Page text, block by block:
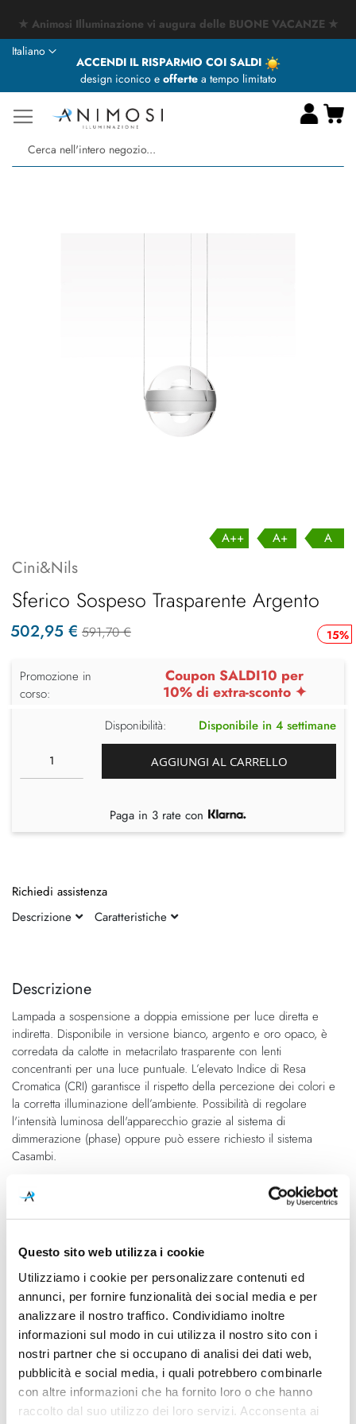
Questo sito web utilizza i cookie
Utilizziamo i cookie per personalizzare contenuti ed
annunci, per fornire funzionalità dei social media e per
analizzare il nostro traffico. Condividiamo inoltre
informazioni sul modo in cui utilizza il nostro sito con i
nostri partner che si occupano di analisi dei dati web,
pubblicità e social media, i quali potrebbero combinarle
con altre informazioni che ha fornito loro o che hanno
raccolto dal suo utilizzo dei loro servizi. Acconsenta ai
★ Animosi Illuminazione vi augura delle BUONE VACANZE ★
ACCENDI IL RISPARMIO COI SALDI
design iconico e offertea tempo limitato
Lingua
Italiano
fine
galleria
di
immagini
della
di
immagini
Descrizione
Lampada a sospensione a doppia emissione per luce diretta e
indiretta. Disponibile in versione bianco, argento e oro opaco, è
corredata da calotte in metacrilato trasparente con lenti
concentranti per una luce puntuale. L’elevato Indice di Resa
Cromatica (CRI) garantisce il rispetto della percezione dei colori e
la corretta illuminazione dell’ambiente. Possibilità di regolare
l'intensità luminosa dell'apparecchio grazie al sistema di
dimmerazione (phase) oppure può essere richiesto il sistema
Casambi.
ACCNSFS.01201
Luta Bettonica, 2018
Dimensioni
Ø 140mm - H Max 2500mm
Sorgente luminosa
Led integrato
Potenza e attacco
2x 9W - 2800K - 2x 1100Lm -
CRI92
Dimmerazione
Dimmerabile
Classe energetica
Ean
A++ A+ A
Cini&Nils
Sferico Sospeso Trasparente Argento
15%
502,95 € 591,70 €
Promozione in
corso:
Coupon SALDI10 per
10% di extra-sconto ✦
Disponibilità: Disponibile in 4 settimane
AGGIUNGI AL CARRELLO
Paga in 3 rate con
Richiedi assistenza
Descrizione
Caratteristiche